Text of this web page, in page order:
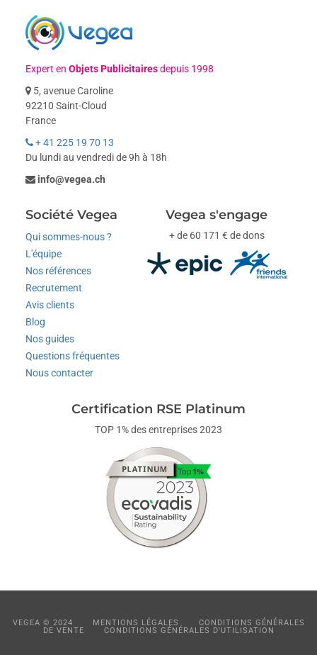
Expert enObjets Publicitairesdepuis 1998
5, avenue Caroline
92210 Saint-Cloud
France
+ 41 225 19 70 13
Du lundi au vendredi de 9h à 18h
info@vegea.ch
Société Vegea
Qui sommes-nous ?
L'équipe
Nos références
Recrutement
Avis clients
Blog
Nos guides
Questions fréquentes
Nous contacter
Vegea s'engage
+ de 60 171 € de dons
Certification RSE Platinum
TOP 1% des entreprises 2023
VEGEA © 2024 MENTIONS LÉGALES
CONDITIONS GÉNÉRALES
DE VENTE
CONDITIONS GÉNÉRALES D'UTILISATION